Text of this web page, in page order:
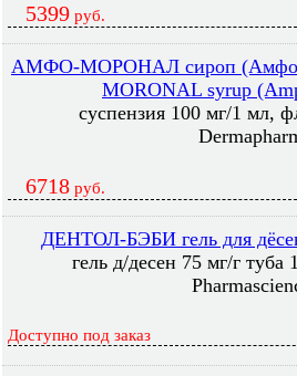
5399 руб.
АМФО-МОРОНАЛ сироп
MORONAL syrup
суспензия 100 мг/1 мл,
6718 руб.
ДЕНТОЛ-БЭБИ гель для
гель д/десен 75 мг/г
Доступно под заказ